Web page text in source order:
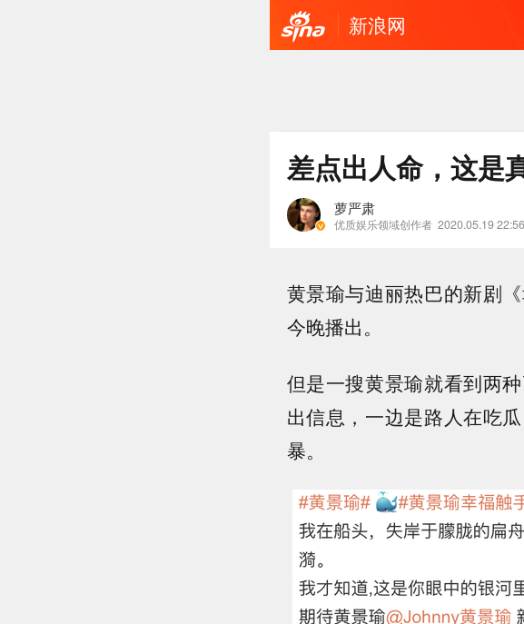
新浪网
差点出人命，这是
萝严肃
优质娱乐领域创作者 2020.05.19 22:56
黄景瑜与迪丽热巴的新剧
今晚播出。
但是一搜黄景瑜就看到两
出信息，一边是路人在吃
暴。